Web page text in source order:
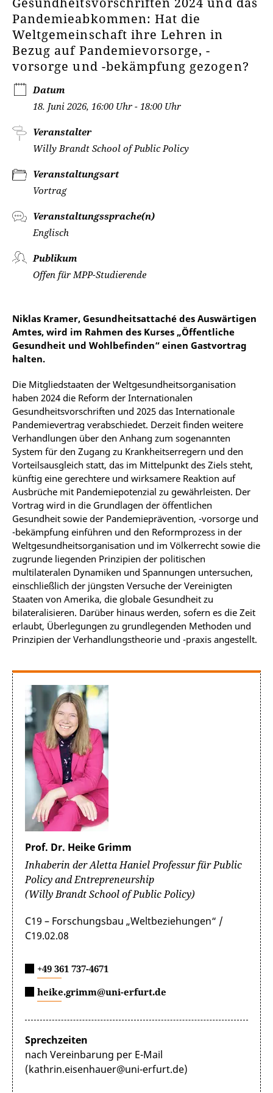
Pandemieabkommen: Hat die
Weltgemeinschaft ihre Lehren in
Bezug auf Pandemievorsorge, -
vorsorge und -bekämpfung gezogen?
Datum
18. Juni 2026, 16:00 Uhr - 18:00 Uhr
Veranstalter
Willy Brandt School of Public Policy
Veranstaltungsart
Vortrag
Veranstaltungssprache(n)
Englisch
Publikum
Offen für MPP-Studierende
Niklas Kramer, Gesundheitsattaché des Auswärtigen
Amtes, wird im Rahmen des Kurses „Öffentliche
Gesundheit und Wohlbefinden“ einen Gastvortrag
halten.
Die Mitgliedstaaten der Weltgesundheitsorganisation
haben 2024 die Reform der Internationalen
Gesundheitsvorschriften und 2025 das Internationale
Pandemievertrag verabschiedet. Derzeit finden weitere
Verhandlungen über den Anhang zum sogenannten
System für den Zugang zu Krankheitserregern und den
Vorteilsausgleich statt, das im Mittelpunkt des Ziels steht,
künftig eine gerechtere und wirksamere Reaktion auf
Ausbrüche mit Pandemiepotenzial zu gewährleisten. Der
Vortrag wird in die Grundlagen der öffentlichen
Gesundheit sowie der Pandemieprävention, -vorsorge und
-bekämpfung einführen und den Reformprozess in der
Weltgesundheitsorganisation und im Völkerrecht sowie die
zugrunde liegenden Prinzipien der politischen
multilateralen Dynamiken und Spannungen untersuchen,
einschließlich der jüngsten Versuche der Vereinigten
Staaten von Amerika, die globale Gesundheit zu
bilateralisieren. Darüber hinaus werden, sofern es die Zeit
erlaubt, Überlegungen zu grundlegenden Methoden und
Prinzipien der Verhandlungstheorie und -praxis angestellt.
Prof. Dr. Heike Grimm
Inhaberin der Aletta Haniel Professur für Public
Policy and Entrepreneurship
(Willy Brandt School of Public Policy)
C19 – Forschungsbau „Weltbeziehungen“ /
C19.02.08
+49 361 737-4671
heike.grimm@uni-erfurt.de
Sprechzeiten
nach Vereinbarung per E-Mail
(kathrin.eisenhauer@uni-erfurt.de)